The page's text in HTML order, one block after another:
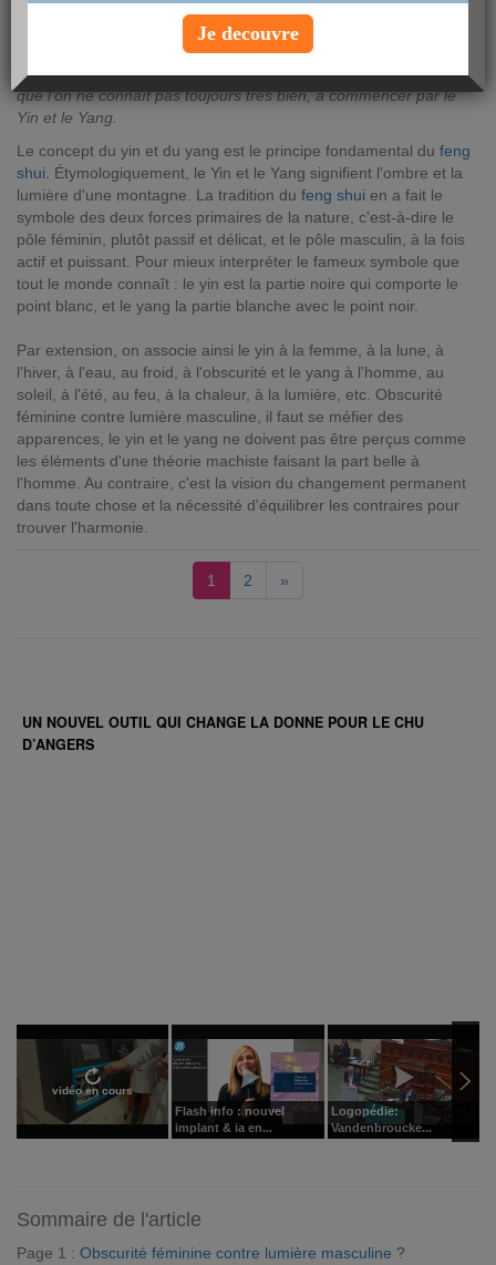
lundi 11 décembre 2017
Le Feng Shui apporte bonheur de vivre et sérénité à des millions
de personnes. Cet art oriental millénaire obéit à des symboles
que l'on ne connaît pas toujours très bien, à commencer par le
Yin et le Yang.
Le concept du yin et du yang est le principe fondamental du feng
shui . Étymologiquement, le Yin et le Yang signifient l'ombre et la
lumière d'une montagne. La tradition du feng shui en a fait le
symbole des deux forces primaires de la nature, c'est-à-dire le
pôle féminin, plutôt passif et délicat, et le pôle masculin, à la fois
actif et puissant. Pour mieux interpréter le fameux symbole que
tout le monde connaît : le yin est la partie noire qui comporte le
point blanc, et le yang la partie blanche avec le point noir.
Par extension, on associe ainsi le yin à la femme, à la lune, à
l'hiver, à l'eau, au froid, à l'obscurité et le yang à l'homme, au
soleil, à l'été, au feu, à la chaleur, à la lumière, etc. Obscurité
féminine contre lumière masculine, il faut se méfier des
apparences, le yin et le yang ne doivent pas être perçus comme
les éléments d'une théorie machiste faisant la part belle à
l'homme. Au contraire, c'est la vision du changement permanent
dans toute chose et la nécessité d'équilibrer les contraires pour
trouver l'harmonie.
1 2 »
UN NOUVEL OUTIL QUI CHANGE LA DONNE POUR LE CHU
D’ANGERS
vidéo en cours
Flash info : nouvel
implant & ia en...
Logopédie:
Vandenbroucke...
Sommaire de l'article
Page 1 : Obscurité féminine contre lumière masculine ?
Je decouvre